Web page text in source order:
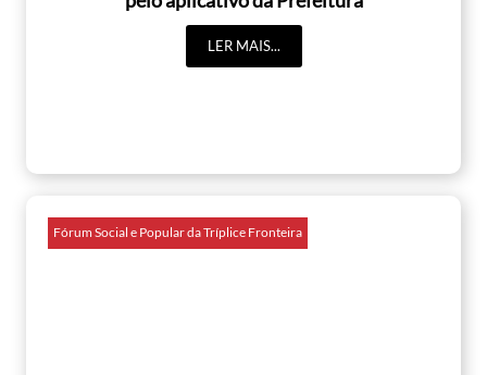
LER MAIS...
Fórum Social e Popular da Tríplice Fronteira